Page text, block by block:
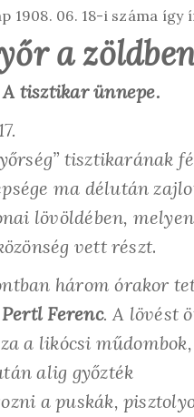
1908. 06. 18-i száma így
a
A tisztikar ünnepe.
tisztikarának
ma délután
lövöldében,
vett részt.
három órakor
Pertl Ferenc. A lövést
a likócsi műdombok,
alig győzték
a puskák,